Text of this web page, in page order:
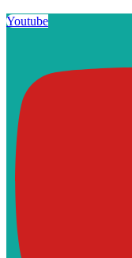
Youtube